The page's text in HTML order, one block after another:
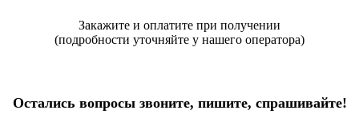
Закажите и оплатите при получении
(подробности уточняйте у нашего оператора)
Остались вопросы звоните, пишите, спрашивайте!